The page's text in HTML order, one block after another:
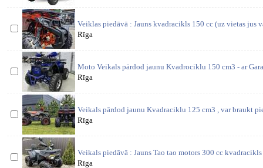
Veiklas piedāvā : Jauns kvadracikls 150 cc (uz vietas jus
Rīga
Moto Veikals pārdod jaunu Kvadrociklu 150 cm3 - ar
Rīga
Veikals pārdod jaunu Kvadraciklu 125 cm3 , var braukt
Rīga
Veikals piedāvā : Jauns Tao tao motors 300 cc
Rīga